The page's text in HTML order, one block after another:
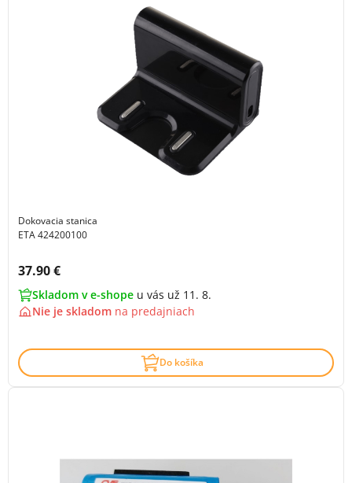
Dokovacia stanica
ETA 424200100
Cena s DPH:
37.90 €
Skladom v e-shope u vás už 11. 8.
Nie je skladom na predajniach
Do košíka